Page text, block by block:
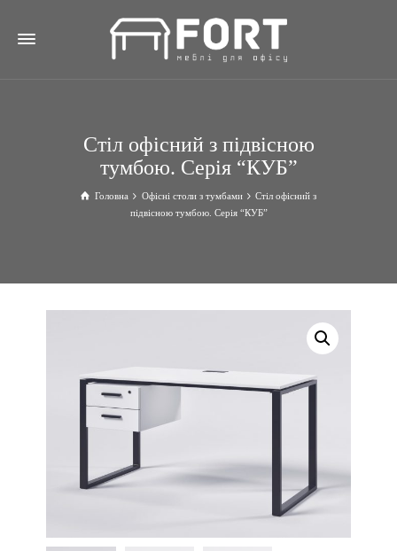
Стіл офісний з підвісною
тумбою. Серія “КУБ”
Головна Офісні столи з тумбами
Стіл офісний з
підвісною тумбою. Серія “КУБ”